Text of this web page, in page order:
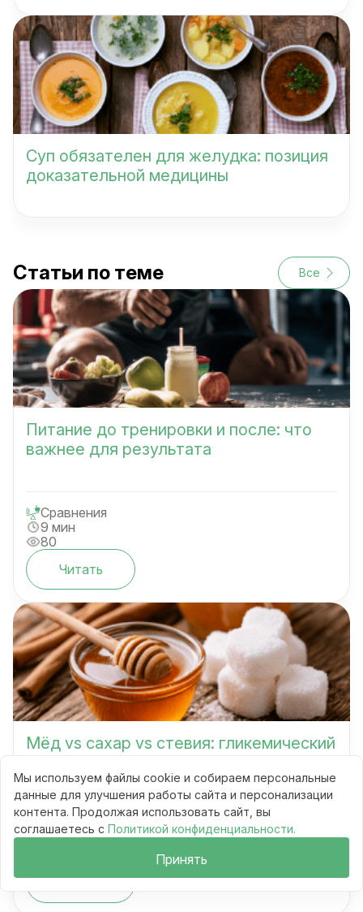
Суп обязателен для желудка: позиция
доказательной медицины
Статьи по теме Все
Питание до тренировки и после: что
важнее для результата
Сравнения
9 мин
80
Читать
Мёд vs сахар vs стевия: гликемический
Сравнения
10 мин
Читать
Мы используем файлы cookie и собираем персональные
данные для улучшения работы сайта и персонализации
контента. Продолжая использовать сайт, вы
соглашаетесь с Политикой конфиденциальности.
Принять